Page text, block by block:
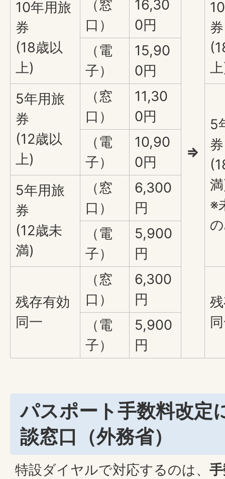
⇒
10年用旅
券
(18歳以
上)
（窓
口）
16,30
0円
券
（電
子）
15,90
0円
5年用旅
券
(12歳以
上)
（窓
口）
11,30
0円
5
券
※
（電
子）
10,90
0円
5年用旅
券
(12歳未
満)
（窓
口）
6,300
円
（電
子）
5,900
円
残存有効
同一
（窓
口）
6,300
円
（電
子）
5,900
円
パスポート手数料改定
談窓口（外務省）
特設ダイヤルで対応するのは、